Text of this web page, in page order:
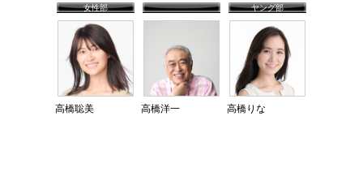
女性部
高橋聡美 高橋洋一
ヤング部
高橋りな